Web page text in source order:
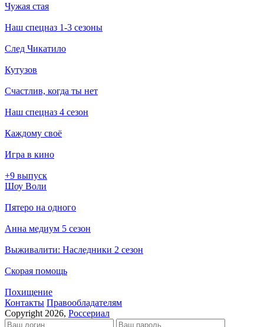
Чужая стая
Наш спецназ 1-3 сезоны
След Чикатило
Кутузов
Счастлив, когда ты нет
Наш спецназ 4 сезон
Каждому своё
Игра в кино
+9 выпуск
Шоу Воли
Пятеро на одного
Анна медиум 5 сезон
Выживалити: Наследники 2 сезон
Скорая помощь
Похищение
Кон­так­ты Пра­во­об­ла­да­те­лям
Copyright 2026, Россериал